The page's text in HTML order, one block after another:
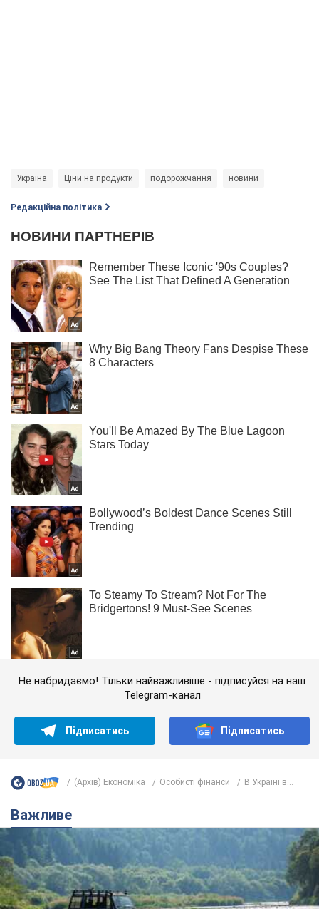
Україна Ціни на продукти подорожчання новини
Редакційна політика
Не набридаємо! Тільки найважливіше - підписуйся на наш
Telegram-канал
Підписатись Підписатись
(Архів) Економіка Особисті фінанси В Україні в...
Важливе